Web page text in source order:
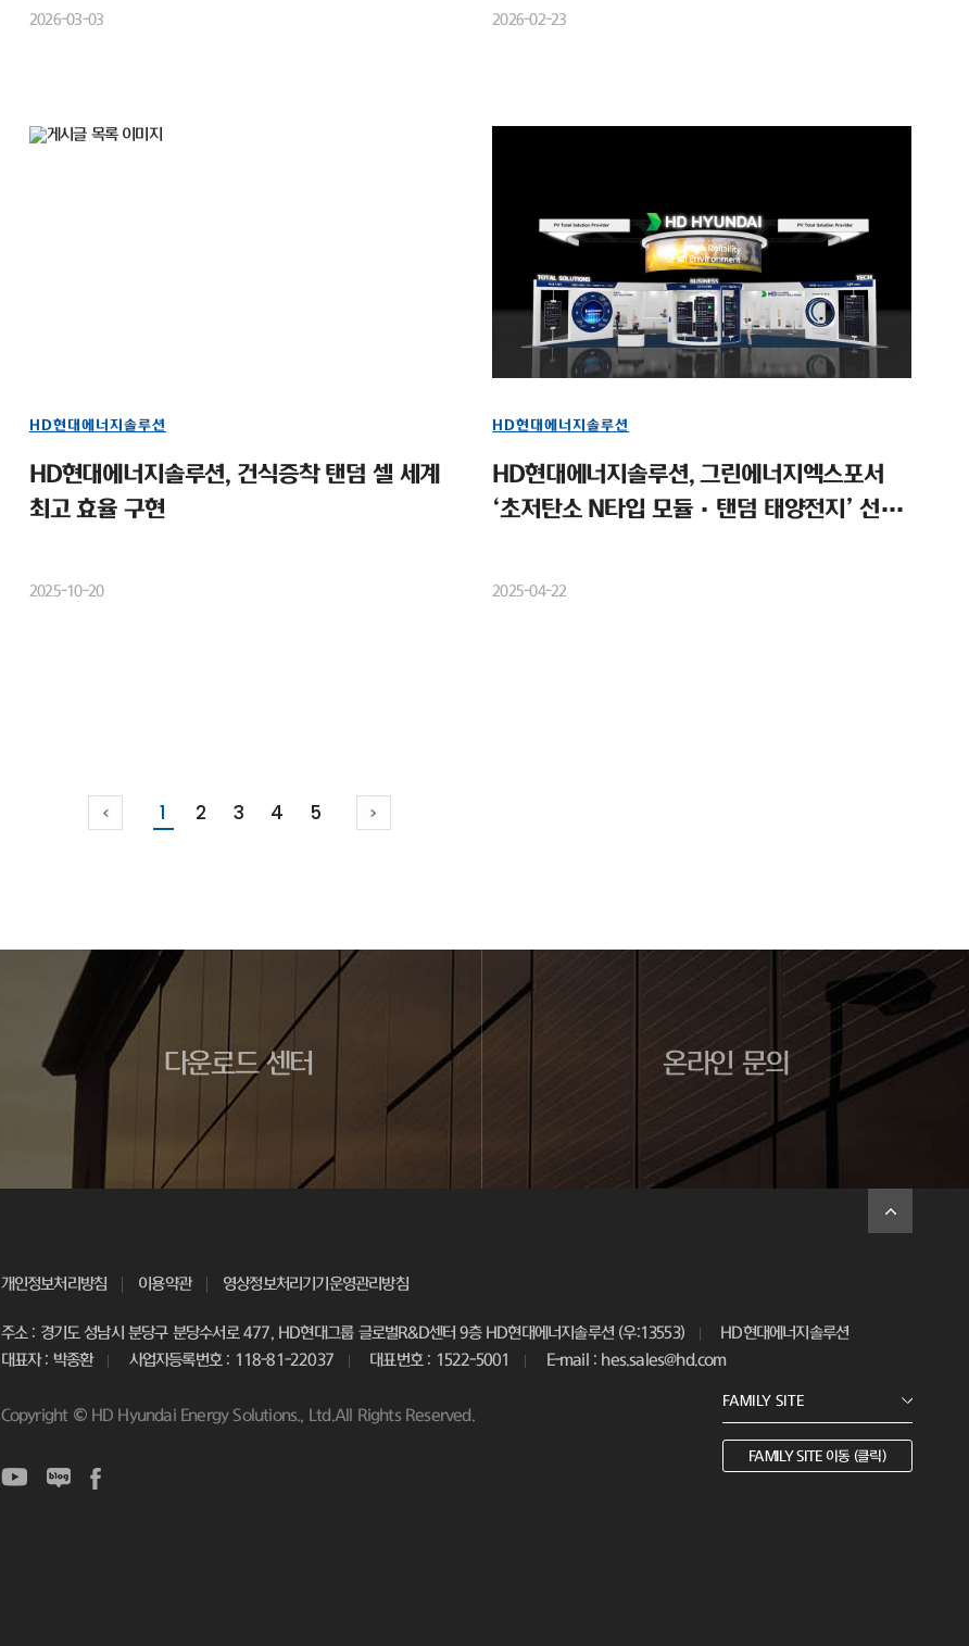
2026-03-03 2026-02-23
HD현대에너지솔루션
HD현대에너지솔루션, 건식증착 탠덤 셀 세계
최고 효율 구현
2025-10-20
HD현대에너지솔루션
HD현대에너지솔루션, 그린에너지엑스포서
‘초저탄소 N타입 모듈·탠덤 태양전지’ 선보
2025-04-22
1 2 3 4 5
다운로드 센터 온라인 문의
개인정보처리방침 이용약관 영상정보처리기기운영관리방침
주소 : 경기도 성남시 분당구 분당수서로 477, HD현대그룹 글로벌R&D센터 9층 HD현대에너지솔루션 (우:13553)
HD현대에너지솔루션
대표자 : 박종환
사업자등록번호 : 118-81-22037 대표번호 : 1522-5001 E-mail : hes.sales@hd.com
Copyright © HD Hyundai Energy Solutions., Ltd.All Rights Reserved.
FAMILY SITE 이동 (클릭)